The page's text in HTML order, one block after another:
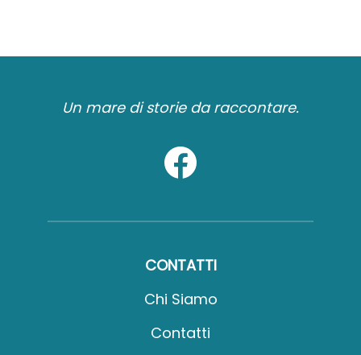
Un mare di storie da raccontare.
CONTATTI
Chi Siamo
Contatti